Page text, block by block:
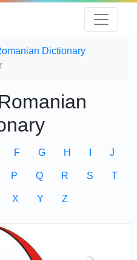
Dictionary
F G H J
P Q R S T
X Y Z